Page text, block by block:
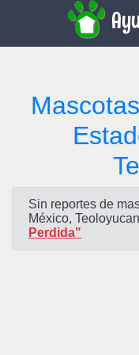
Sin reportes de
México,
Perdida"